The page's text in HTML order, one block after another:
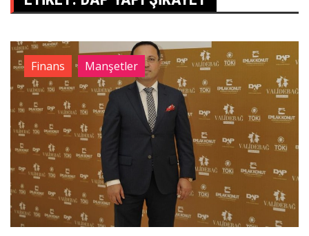
Finans Manşetler